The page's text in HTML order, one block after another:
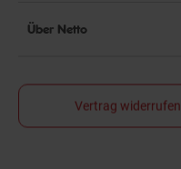
Über Netto
Vertrag widerrufen